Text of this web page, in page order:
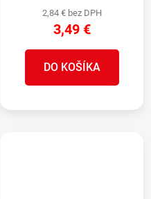
2,84 € bez DPH
3,49 €
DO KOŠÍKA